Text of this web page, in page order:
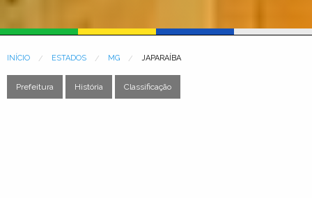
INÍCIO ESTADOS MG JAPARAÍBA
Prefeitura História Classificação